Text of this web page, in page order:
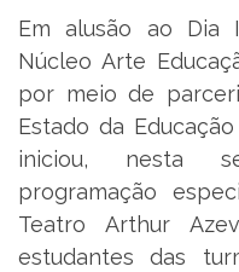
Em alusão ao Dia
Núcleo Arte
por meio de
Estado da
iniciou, nesta
programação
Teatro Arthur
estudantes das